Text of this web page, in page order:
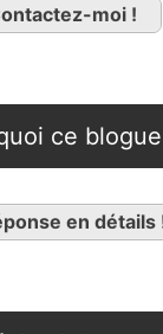
moi !
ce
en détails